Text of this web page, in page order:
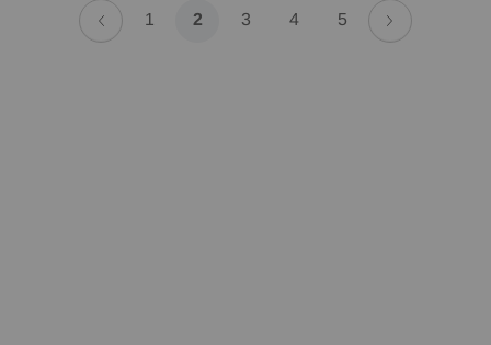
Страница
Назад
Страница
1 В
2 Страница
3 Страница
4 Страница
5
Страница
Напред